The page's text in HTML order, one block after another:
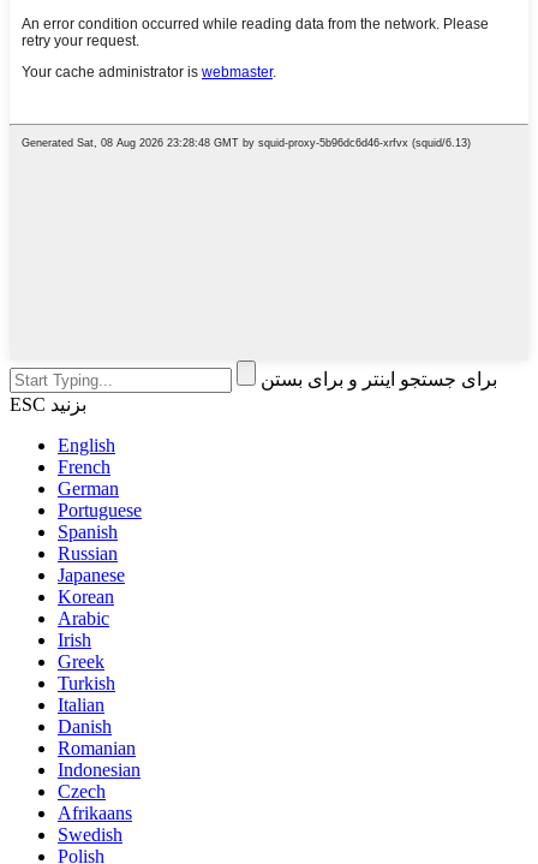
برای جستجو اینتر و برای بستن
ESC بزنید
English
French
German
Portuguese
Spanish
Russian
Japanese
Korean
Arabic
Irish
Greek
Turkish
Italian
Danish
Romanian
Indonesian
Czech
Afrikaans
Swedish
Polish